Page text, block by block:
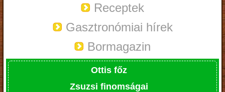
Receptek
Gasztronómiai hírek
Bormagazin
Ottis főz
Zsuzsi finomságai